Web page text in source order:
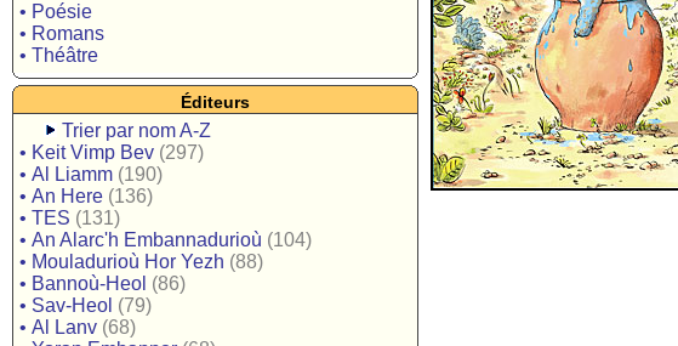
• Poésie
• Romans
• Théâtre
Éditeurs
Trier par nom A-Z
• Keit Vimp Bev (297)
• Al Liamm (190)
• An Here (136)
• TES (131)
• An Alarc'h Embannadurioù (104)
• Mouladurioù Hor Yezh (88)
• Bannoù-Heol (86)
• Sav-Heol (79)
• Al Lanv (68)